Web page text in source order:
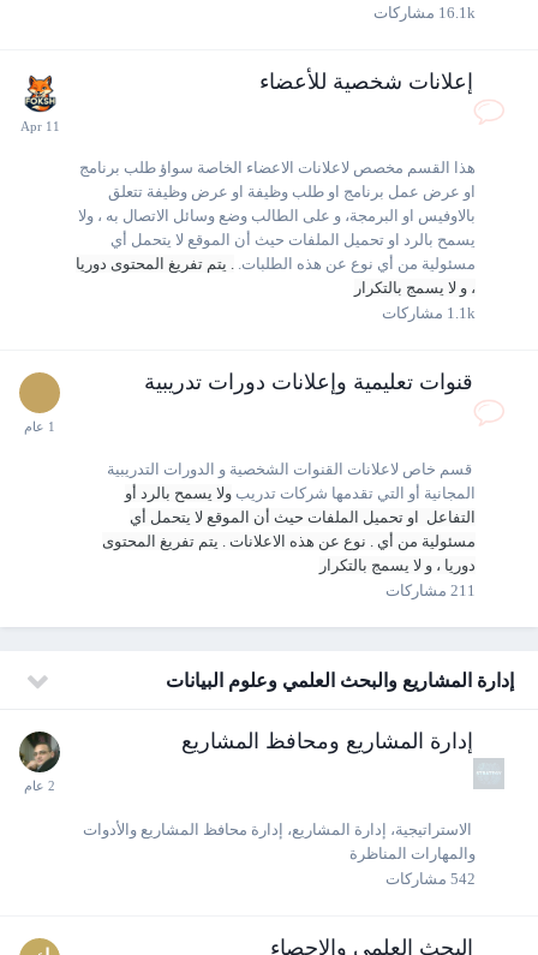
16.1k مشاركات
إعلانات شخصية للأعضاء
هذا القسم مخصص لاعلانات الاعضاء الخاصة سواؤ طلب برنامج
او عرض عمل برنامج او طلب وظيفة او عرض وظيفة تتعلق
بالاوفيس او البرمجة، و على الطالب وضع وسائل الاتصال به ، ولا
يسمح بالرد او تحميل الملفات حيث أن الموقع لا يتحمل أي
مسئولية من أي نوع عن هذه الطلبات.. يتم تفريغ المحتوى دوريا
، و لا يسمج بالتكرار
1.1k مشاركات
قنوات تعليمية وإعلانات دورات تدريبية
قسم خاص لاعلانات القنوات الشخصية و الدورات التدريبية
المجانية أو التي تقدمها شركات تدريبولا يسمح بالرد أو
التفاعل او تحميل الملفات حيث أن الموقع لا يتحمل أي
مسئولية من أي . نوع عن هذه الاعلانات . يتم تفريغ المحتوى
دوريا ، و لا يسمج بالتكرار
211 مشاركات
إدارة المشاريع والبحث العلمي وعلوم البيانات
إدارة المشاريع ومحافظ المشاريع
الاستراتيجية، إدارة المشاريع، إدارة محافظ المشاريع والأدوات
والمهارات المناظرة
542 مشاركات
البحث العلمي والإحصاء